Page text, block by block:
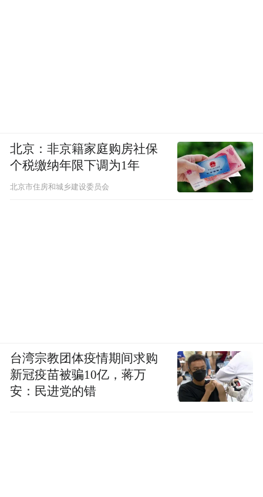
北京：非京籍家庭购房社保
个税缴纳年限下调为1年
北京市住房和城乡建设委员会
台湾宗教团体疫情期间求购
新冠疫苗被骗10亿，蒋万
安：民进党的错